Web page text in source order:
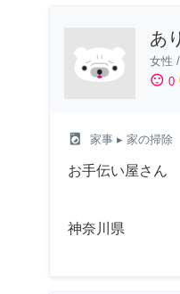
あ
女性 /
sentiment_satisfied 0
local_laundry_service 家事 ▸ 家の掃除
お手伝い屋さん
神奈川県